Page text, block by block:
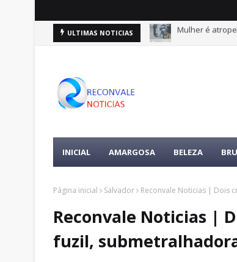
ULTIMAS NOTICIAS PF deve
INICIAL AMARGOSA BELEZA
Página inicial Salvador Reconvale Noticias | Dois
Reconvale Noticias |
fuzil,